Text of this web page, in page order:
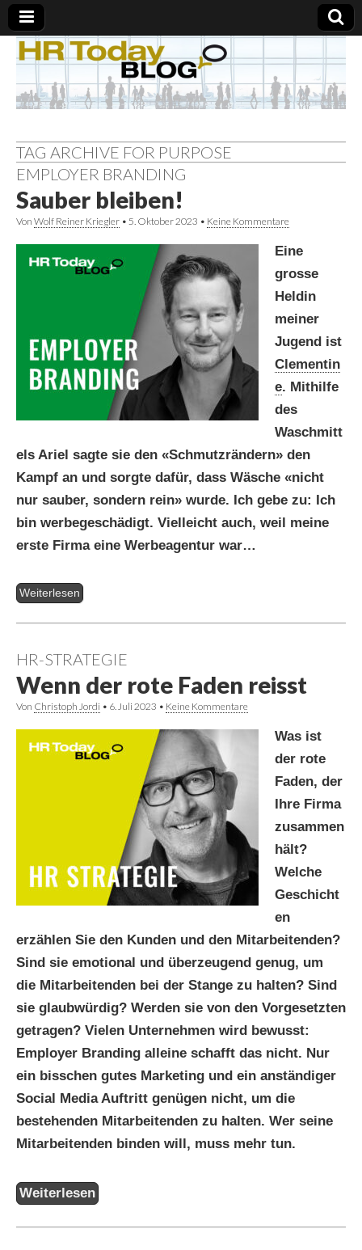
TAG ARCHIVE FOR PURPOSE
EMPLOYER BRANDING
Sauber bleiben!
Von Wolf Reiner Kriegler • 5. Oktober 2023 • Keine Kommentare
Eine
grosse
Heldin
meiner
Jugend ist
Clementin
e. Mithilfe
des
Waschmitt
els Ariel sagte sie den «Schmutzrändern» den
Kampf an und sorgte dafür, dass Wäsche «nicht
nur sauber, sondern rein» wurde. Ich gebe zu: Ich
bin werbegeschädigt. Vielleicht auch, weil meine
erste Firma eine Werbeagentur war…
Weiterlesen
HR-STRATEGIE
Wenn der rote Faden reisst
Von Christoph Jordi • 6. Juli 2023 • Keine Kommentare
Was ist
der rote
Faden, der
Ihre Firma
zusammen
hält?
Welche
Geschicht
en
erzählen Sie den Kunden und den Mitarbeitenden?
Sind sie emotional und überzeugend genug, um
die Mitarbeitenden bei der Stange zu halten? Sind
sie glaubwürdig? Werden sie von den Vorgesetzten
getragen? Vielen Unternehmen wird bewusst:
Employer Branding alleine schafft das nicht. Nur
ein bisschen gutes Marketing und ein anständiger
Social Media Auftritt genügen nicht, um die
bestehenden Mitarbeitenden zu halten. Wer seine
Mitarbeitenden binden will, muss mehr tun.
Weiterlesen